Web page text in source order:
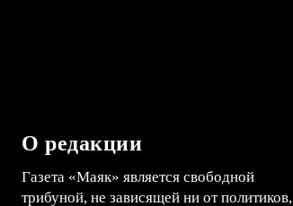
О редакции
Газета «Маяк» является свободной
трибуной, не зависящей ни от политиков,